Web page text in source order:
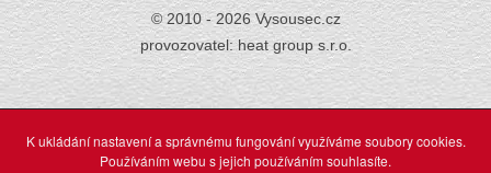
© 2010 - 2026 Vysousec.cz
provozovatel: heat group s.r.o.
Již přes 30 letzajišťujeme odstraňování
vlhkosti,
K ukládání nastavení a správnému fungování využíváme soubory cookies.
Používáním webu s jejich používáním souhlasíte.